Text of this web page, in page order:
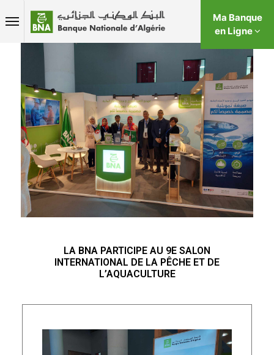
Ma Banque
en Ligne
LA BNA PARTICIPE AU 9E SALON
INTERNATIONAL DE LA PÊCHE ET DE
L’AQUACULTURE